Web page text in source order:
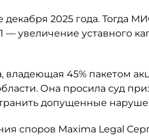
2025 года. Тогда
увеличение уставного
владеющая 45% пакетом
Она просила суд
допущенные
споров Maxima Legal